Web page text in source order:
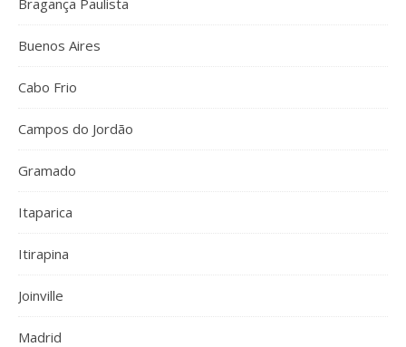
Bragança Paulista
Buenos Aires
Cabo Frio
Campos do Jordão
Gramado
Itaparica
Itirapina
Joinville
Madrid